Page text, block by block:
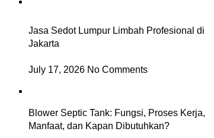
Jasa Sedot Lumpur Limbah Profesional di
Jakarta
July 17, 2026 No Comments
Blower Septic Tank: Fungsi, Proses Kerja,
Manfaat, dan Kapan Dibutuhkan?